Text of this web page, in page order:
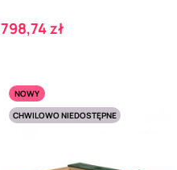
Cena
798,74 zł
NOWY
CHWILOWO NIEDOSTĘPNE